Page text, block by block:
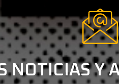
NOTICIAS Y